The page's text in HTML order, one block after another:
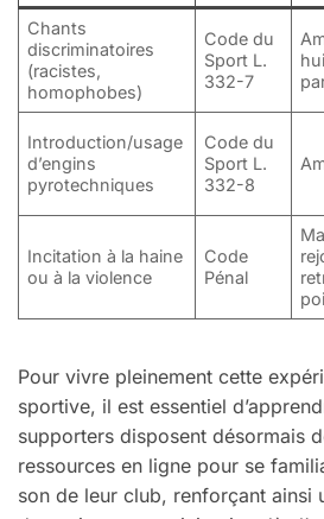
Chants
discriminatoires
(racistes,
homophobes)
Code du
Sport L.
332-7
Introduction/usage
d’engins
pyrotechniques
Code du
Sport L.
332-8
Incitation à la haine
ou à la violence
Code
Pénal
Pour vivre pleinement cette
sportive, il est essentiel
supporters disposent désormais
ressources en ligne pour se
son de leur club, renforçant ainsi